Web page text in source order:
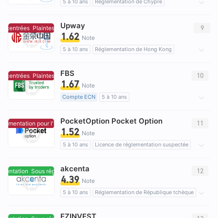
5 à 10 ans
Réglementation de Chypre
Courtiers Régionaux
Plaintes concentrées
Upway
1.62 Note
5 à 10 ans
Réglementation de Hong Kong
Etiquette principale MT5
Risque élevé potentiel
9
Plaintes concentrées
FBS
1.67 Note
Compte ECN
5 à 10 ans
Etiquette principale MT4
Affaires mondiales
Risque élevé potentiel
10
pour l'instant. Aucune réglementation pour l'instant.
PocketOption Pocket Option
1.52 Note
5 à 10 ans
Licence de réglementation suspectée
Risque élevé potentiel
11
Sous réglementation
akcenta
4.39 Note
5 à 10 ans
Réglementation de République tchèque
Région d'affaires suspectée
12